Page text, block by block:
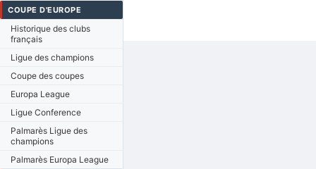
COUPE D'EUROPE
Historique des clubs
français
Ligue des champions
Coupe des coupes
Europa League
Ligue Conference
Palmarès Ligue des
champions
Palmarès Europa League